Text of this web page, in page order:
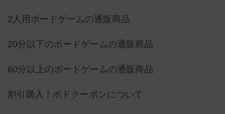
2人用ボードゲームの通販商品
20分以下のボードゲームの通販商品
60分以上のボードゲームの通販商品
割引購入！ボドクーポンについて